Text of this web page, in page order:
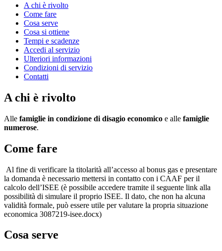
A chi è rivolto
Come fare
Cosa serve
Cosa si ottiene
Tempi e scadenze
Accedi al servizio
Ulteriori informazioni
Condizioni di servizio
Contatti
A chi è rivolto
Alle famiglie in condizione di disagio economico e alle famiglie
numerose.
Come fare
Al fine di verificare la titolarità all’accesso al bonus gas e presentare
la domanda è necessario mettersi in contatto con i CAAF per il
calcolo dell’ISEE (è possibile accedere tramite il seguente link alla
possibilità di simulare il proprio ISEE. Il dato, che non ha alcuna
validità formale, può essere utile per valutare la propria situazione
economica 3087219-isee.docx)
Cosa serve